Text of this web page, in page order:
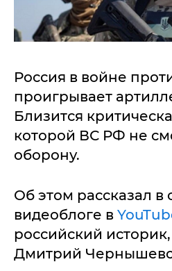
Россия в войне
проигрывает
Близится
которой ВС РФ не
оборону.
Об этом рассказал в
видеоблоге в
российский
Дмитрий